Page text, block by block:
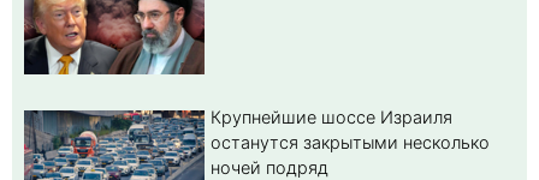
Крупнейшие шоссе Израиля
останутся закрытыми несколько
ночей подряд